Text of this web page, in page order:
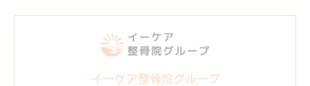
イーケア整骨院グループ